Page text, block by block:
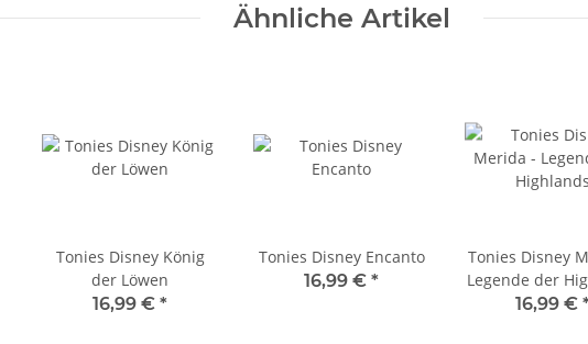
Ähnliche Artikel
Tonies Disney König
der Löwen
16,99 € *
Tonies Disney Encanto
16,99 € *
Tonies Disney
Legende der
16,99 €